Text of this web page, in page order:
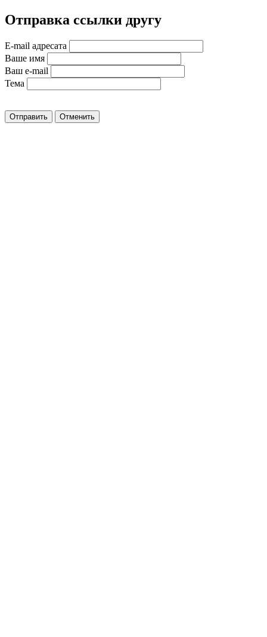
Отправка ссылки другу
E-mail адресата
Ваше имя
Ваш e-mail
Тема
Отправить Отменить